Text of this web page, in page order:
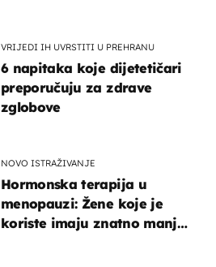
VRIJEDI IH UVRSTITI U PREHRANU
6 napitaka koje dijetetičari
preporučuju za zdrave
zglobove
NOVO ISTRAŽIVANJE
Hormonska terapija u
menopauzi: Žene koje je
koriste imaju znatno manji